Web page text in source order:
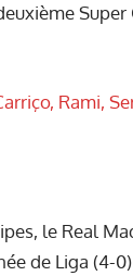
Rami,
le Real
de Liga (4-